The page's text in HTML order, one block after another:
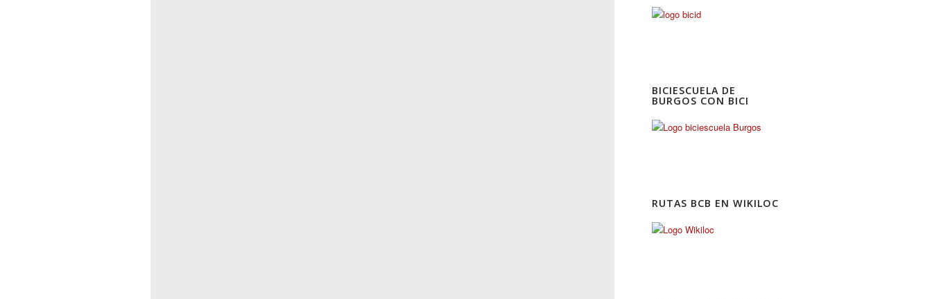
BICIESCUELA DE
BURGOS CON BICI
RUTAS BCB EN WIKILOC